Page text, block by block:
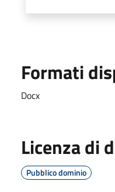
Formati
Docx
Licenza di
Pubblico dominio